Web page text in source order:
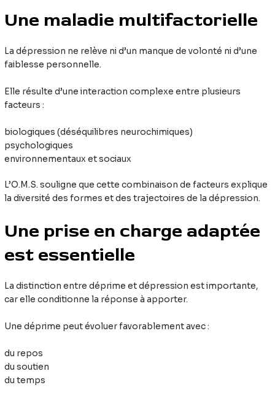
Une maladie multifactorielle
La dépression ne relève ni d’un manque de volonté ni d’une
faiblesse personnelle.
Elle résulte d’une interaction complexe entre plusieurs
facteurs :
biologiques (déséquilibres neurochimiques)
psychologiques
environnementaux et sociaux
L’O.M.S. souligne que cette combinaison de facteurs explique
la diversité des formes et des trajectoires de la dépression.
Une prise en charge adaptée
est essentielle
La distinction entre déprime et dépression est importante,
car elle conditionne la réponse à apporter.
Une déprime peut évoluer favorablement avec :
du repos
du soutien
du temps